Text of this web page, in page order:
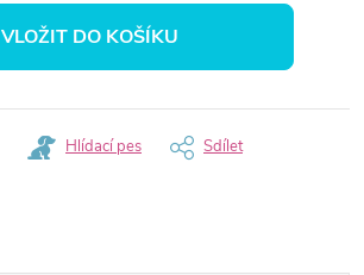
VLOŽIT DO KOŠÍKU
Hlídací pes Sdílet